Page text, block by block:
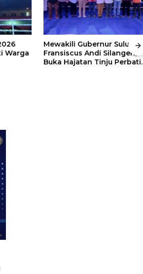
Warga
Mewakili Gubernur Sulut, dr
Fransiscus Andi Silangen,
Buka Hajatan Tinju Perbati